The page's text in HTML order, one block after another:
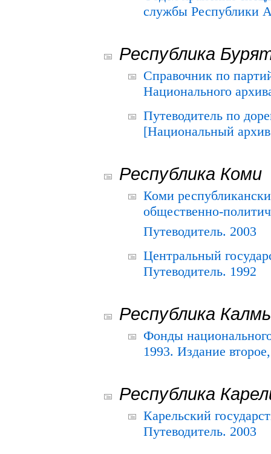
службы Республики
Республика
Справочник по
Национального
Путеводитель по
[Национальный
Республика Коми
Коми
общественно-
Путеводитель. 2003
Центральный
Путеводитель. 1992
Республика
Фонды
1993. Издание
Республика
Карельский
Путеводитель. 2003